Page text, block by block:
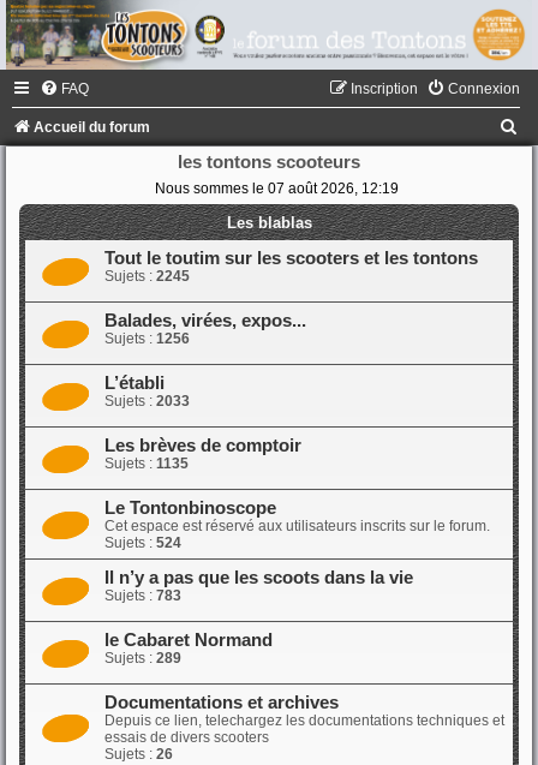
FAQ Connexion
Inscription
Accueil du forum
les tontons scooteurs
Nous sommes le 07 août 2026, 12:19
Les blablas
Tout le toutim sur les scooters et les tontons
Sujets : 2245
Balades, virées, expos...
Sujets : 1256
L’établi
Sujets : 2033
Les brèves de comptoir
Sujets : 1135
Le Tontonbinoscope
Cet espace est réservé aux utilisateurs inscrits sur le forum.
Sujets : 524
Il n’y a pas que les scoots dans la vie
Sujets : 783
le Cabaret Normand
Sujets : 289
Documentations et archives
Depuis ce lien, telechargez les documentations techniques et
essais de divers scooters
Sujets : 26